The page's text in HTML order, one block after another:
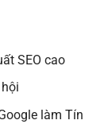
SEO cao
làm Tín